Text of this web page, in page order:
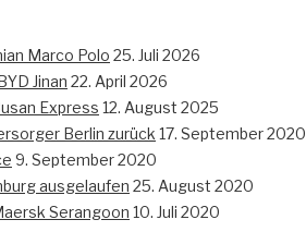
Marco Polo 25. Juli 2026
Jinan 22. April 2026
Express 12. August 2025
Berlin zurück 17. September 2020
9. September 2020
ausgelaufen 25. August 2020
Serangoon 10. Juli 2020